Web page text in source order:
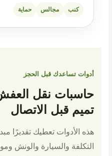
كنب مجالس حماية
أدوات تساعدك قبل الحجز
حاسبات نقل
تميم قبل الاتصال
هذه الأدوات تعطيك تقديرًا
التكلفة والسيارة والونش